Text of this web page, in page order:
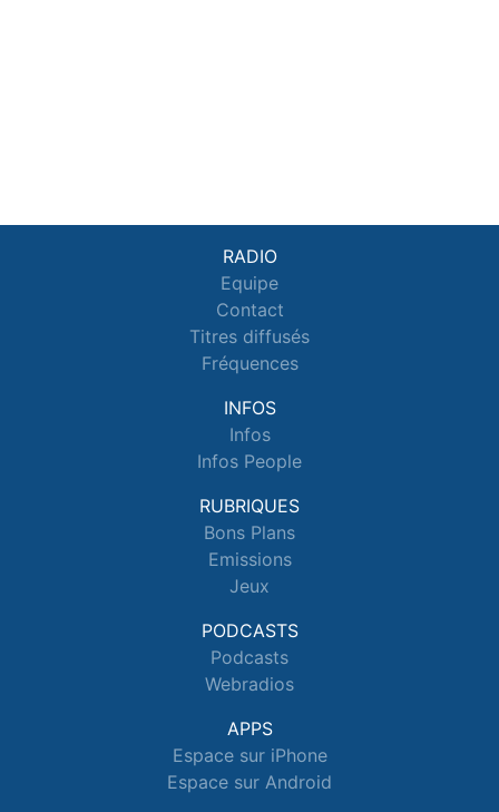
RADIO
Equipe
Contact
Titres diffusés
Fréquences
INFOS
Infos
Infos People
RUBRIQUES
Bons Plans
Emissions
Jeux
PODCASTS
Podcasts
Webradios
APPS
Espace sur iPhone
Espace sur Android